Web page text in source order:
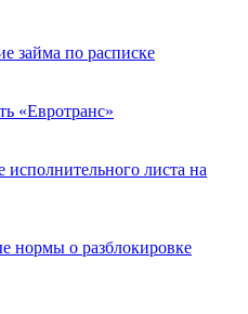
займа по расписке
«Евротранс»
исполнительного листа на
нормы о разблокировке